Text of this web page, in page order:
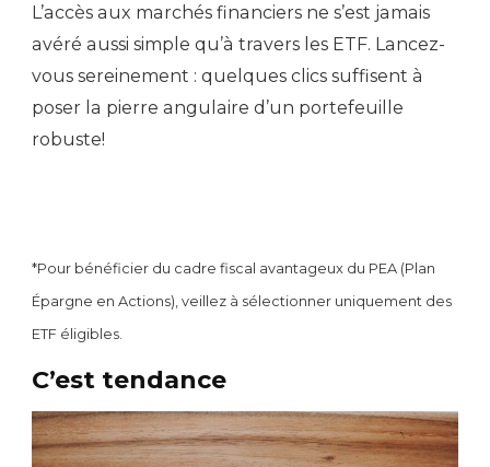
L’accès aux marchés financiers ne s’est jamais
avéré aussi simple qu’à travers les ETF. Lancez-
vous sereinement : quelques clics suffisent à
poser la pierre angulaire d’un portefeuille
robuste!
*Pour bénéficier du cadre fiscal avantageux du PEA (Plan
Épargne en Actions), veillez à sélectionner uniquement des
ETF éligibles.
C’est tendance